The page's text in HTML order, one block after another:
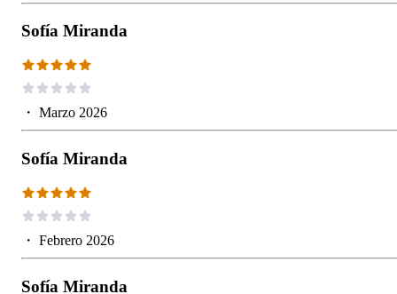
Sofía Miranda
・ Marzo 2026
Sofía Miranda
・ Febrero 2026
Sofía Miranda